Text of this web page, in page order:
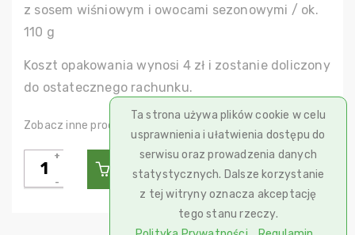
Ta strona używa plików cookie w celu
usprawnienia i ułatwienia dostępu do
serwisu oraz prowadzenia danych
statystycznych. Dalsze korzystanie
z tej witryny oznacza akceptację
tego stanu rzeczy.
z sosem wiśniowym i owocami sezonowymi / ok.
110 g
Koszt opakowania wynosi 4 zł i zostanie doliczony
do ostatecznego rachunku.
Zobacz inne produkty w kategorii: Desery
ilość
Brownie
Dodaj Do Koszyka